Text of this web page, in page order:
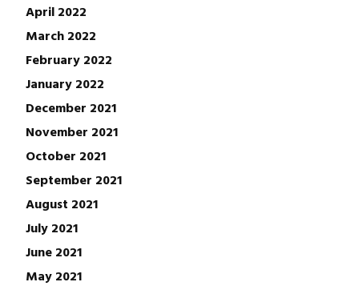
April 2022
March 2022
February 2022
January 2022
December 2021
November 2021
October 2021
September 2021
August 2021
July 2021
June 2021
May 2021